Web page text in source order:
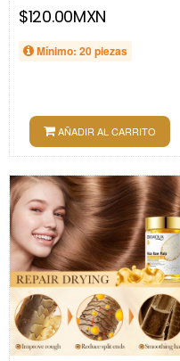
$120.00MXN
Mínimo: 20 piezas
AÑADIR AL CARRITO